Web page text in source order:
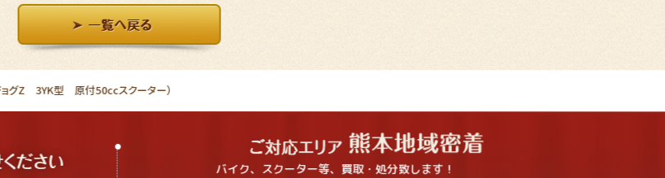
グZ 3YK型 原付50ccスクーター）
バイク、スクーター等、買取・処分致します！